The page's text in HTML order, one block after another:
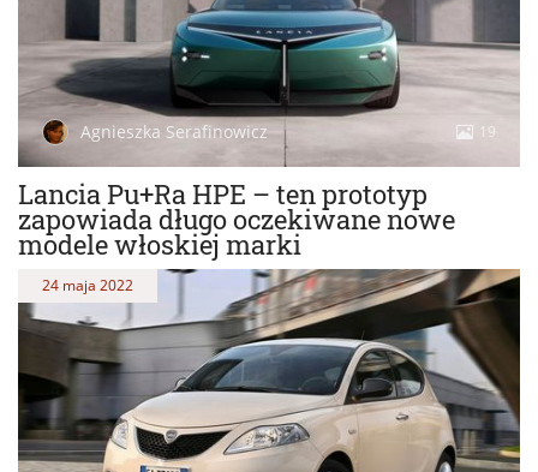
Lancia Pu+Ra HPE – ten prototyp
zapowiada długo oczekiwane nowe
modele włoskiej marki
Agnieszka Serafinowicz 19
24 maja 2022